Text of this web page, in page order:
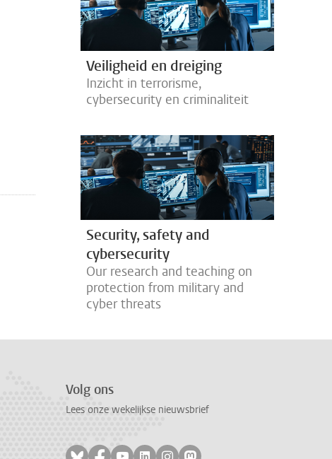
Veiligheid en dreiging
Inzicht in terrorisme,
cybersecurity en criminaliteit
Security, safety and
cybersecurity
Our research and teaching on
protection from military and
cyber threats
Volg ons
Lees onze wekelijkse nieuwsbrief